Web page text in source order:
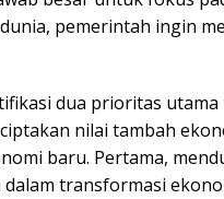
pemerintah ingin
dua prioritas
nilai tambah
baru. Pertama,
transformasi